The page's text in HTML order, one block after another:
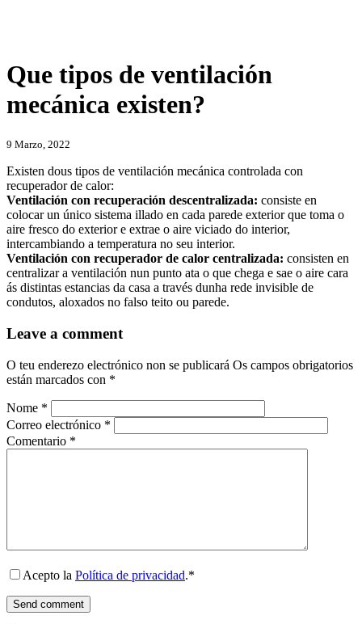
Que tipos de ventilación
mecánica existen?
Categories
9 Marzo, 2022
Existen dous tipos de ventilación mecánica controlada con
recuperador de calor:
Ventilación con recuperación descentralizada: consiste en
colocar un único sistema illado en cada parede exterior que toma o
aire fresco do exterior e extrae o aire viciado do interior,
intercambiando a temperatura no seu interior.
Ventilación con recuperador de calor centralizada: consisten en
centralizar a ventilación nun punto ata o que chega e sae o aire cara
ás distintas estancias da casa a través dunha rede invisible de
condutos, aloxados no falso teito ou parede.
Leave a comment
O teu enderezo electrónico non se publicará Os campos obrigatorios
están marcados con *
Nome *
Correo electrónico *
Comentario *
Acepto la Política de privacidad.*